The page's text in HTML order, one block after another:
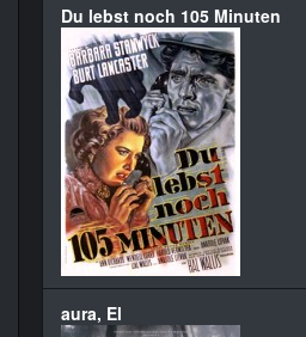
Du lebst noch 105 Minuten
aura, El